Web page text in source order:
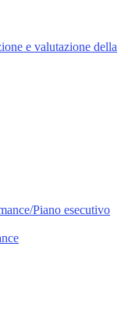
e valutazione della
Piano esecutivo